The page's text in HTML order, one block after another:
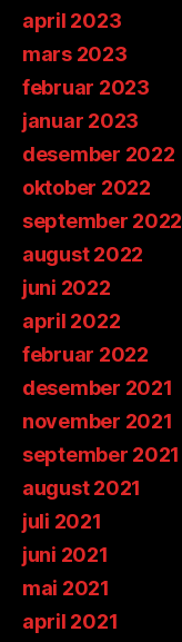
april 2023
mars 2023
februar 2023
januar 2023
desember 2022
oktober 2022
september 2022
august 2022
juni 2022
april 2022
februar 2022
desember 2021
november 2021
september 2021
august 2021
juli 2021
juni 2021
mai 2021
april 2021